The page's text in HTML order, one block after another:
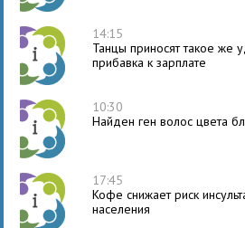
14:15
Танцы приносят такое же
прибавка к зарплате
10:30
Найден ген волос цвета
17:45
Кофе снижает риск
населения